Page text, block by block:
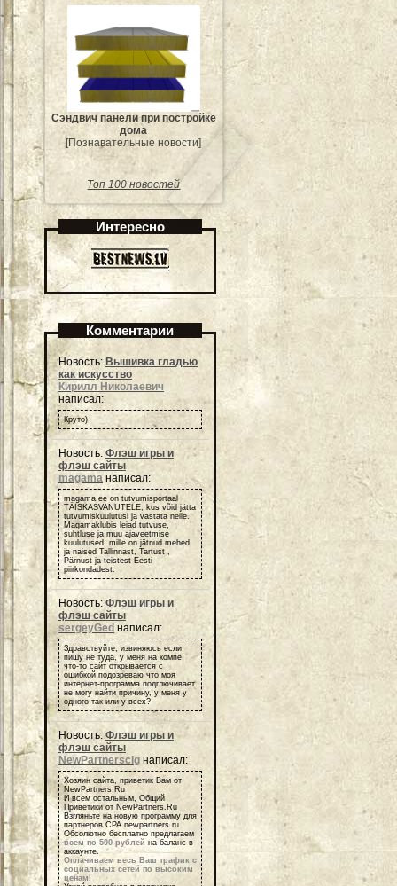
Сэндвич панели при постройке
дома
[Познавательные новости]
Топ 100 новостей
Интересно
Комментарии
Новость: Вышивка гладью
как искусство
Кирилл Николаевич
написал:
Круто)
Новость: Флэш игры и
флэш сайты
magama написал:
magama.ee on tutvumisportaal
TÄISKASVANUTELE, kus võid jätta
tutvumiskuulutusi ja vastata neile.
Magamaklubis leiad tutvuse,
suhtluse ja muu ajaveetmise
kuulutused, mille on jätnud mehed
ja naised Tallinnast, Tartust ,
Pärnust ja teistest Eesti
piirkondadest.
Новость: Флэш игры и
флэш сайты
sergeyGed написал:
Здравствуйте, извиняюсь если
пишу не туда, у меня на компе
что-то сайт открывается с
ошибкой подозреваю что моя
интернет-программа подглючивает
не могу найти причину, у меня у
одного так или у всех?
Новость:Флэш игры и
флэш сайты
NewPartnerscig написал:
Хозяин сайта, приветик Вам от
NewPartners.Ru
И всем остальным, Общий
Приветики от NewPartners.Ru
Взгляньте на новую программу для
партнеров СРА newpartners.ru
Обсолютно бесплатно предлагаем
всем по 500 рублей на баланс в
аккаунте.
Оплачиваем весь Ваш трафик с
социальных сетей по высоким
ценам!